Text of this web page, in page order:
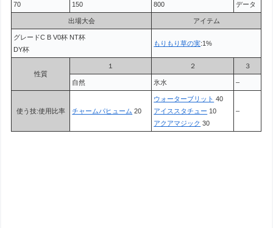
70 150 800 データ
出場大会 アイテム
グレードC B V0杯 NT杯
DY杯
もりもり草の実:1%
性質
１ ２ ３
自然 氷水 –
使う技:使用比率 チャームパヒューム 20
ウォーターブリット 40
アイススタチュー 10
アクアマジック 30
–